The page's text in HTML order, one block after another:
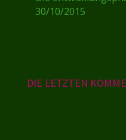
30/10/2015
DIE LETZTEN